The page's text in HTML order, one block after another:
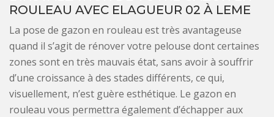
ROULEAU AVEC ELAGUEUR 02 À LEME
La pose de gazon en rouleau est très avantageuse
quand il s’agit de rénover votre pelouse dont certaines
zones sont en très mauvais état, sans avoir à souffrir
d’une croissance à des stades différents, ce qui,
visuellement, n’est guère esthétique. Le gazon en
rouleau vous permettra également d’échapper aux